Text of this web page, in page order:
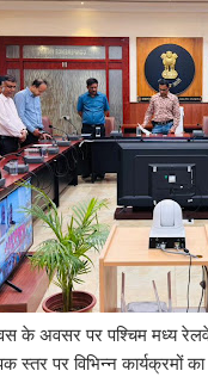
के अवसर पर पश्चिम मध्य
स्तर पर विभिन्न